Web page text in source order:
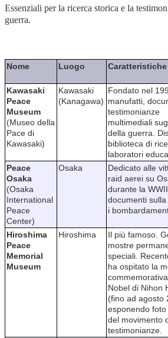
Essenziali per la ricerca storica e la
guerra.
Nome Luogo Caratteristiche
Kawasaki
Peace
Museum
(Museo della
Pace di
Kawasaki)
Kawasaki
(Kanagawa)
Fondato nel
manufatti,
testimonianze
multimediali
della guerra.
biblioteca di
laboratori
Peace
Osaka
(Osaka
International
Peace
Center)
Osaka
Dedicato alle
raid aerei su
durante la
documenti
i
Hiroshima
Peace
Memorial
Museum
Hiroshima
Il più famoso.
mostre
speciali.
ha ospitato la
Nobel di Nihon
(fino ad agosto
esponendo
del movimento
testimonianze.